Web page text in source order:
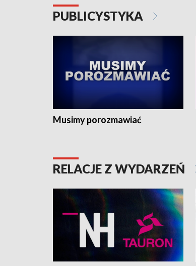
PUBLICYSTYKA
Musimy porozmawiać
RELACJE Z WYDARZEŃ